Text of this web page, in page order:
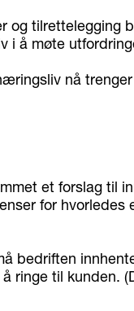
tilrettelegging
i å møte
nå
et forslag til
for
bedriften
ringe til kunden.